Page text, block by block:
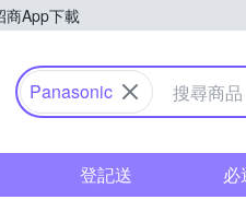
商App下載
Yahoo購物中心
Panasonic
登記送 必